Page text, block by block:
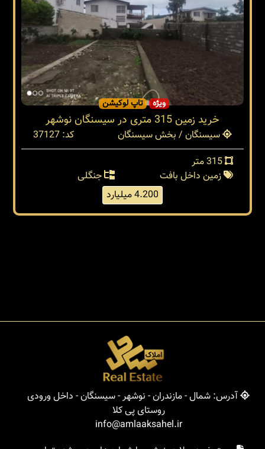
ویژه تاپ لوکیشن
خرید زمین 315 متری در سیسنگان نوشهر
سیسنگان / بخش سیسنگان
کد: 37127
زمین داخل بافت
جنگلی
4.200 میلیارد
آدرس: شمال - مازندران - نوشهر - سیسنگان - داخل ورودی
روستای پی کلا
info@amlaaksahel.ir